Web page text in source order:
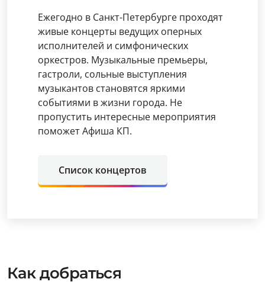
Ежегодно в Санкт-Петербурге проходят
живые концерты ведущих оперных
исполнителей и симфонических
оркестров. Музыкальные премьеры,
гастроли, сольные выступления
музыкантов становятся яркими
событиями в жизни города. Не
пропустить интересные мероприятия
поможет Афиша КП.
Список концертов
Как добраться